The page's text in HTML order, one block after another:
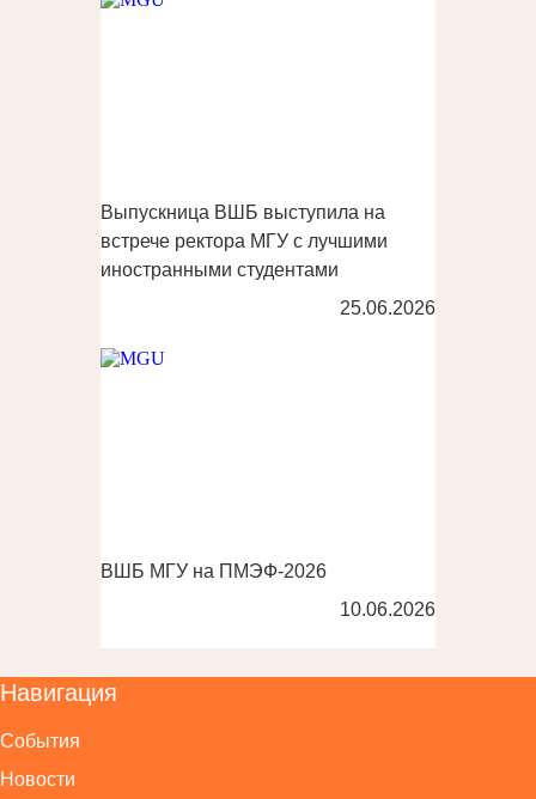
Выпускница ВШБ выступила на
встрече ректора МГУ с лучшими
иностранными студентами
25.06.2026
ВШБ МГУ на ПМЭФ-2026
10.06.2026
Навигация
События
Новости